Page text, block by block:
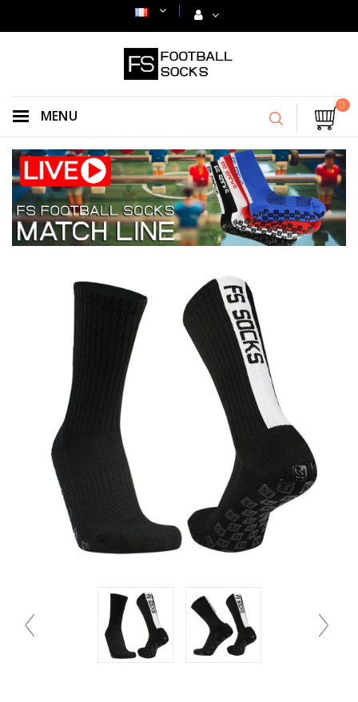
0
MENU